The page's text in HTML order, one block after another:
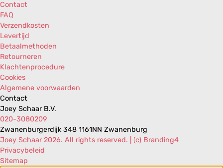
Contact
FAQ
Verzendkosten
Levertijd
Betaalmethoden
Retourneren
Klachtenprocedure
Cookies
Algemene voorwaarden
Contact
Joey Schaar B.V.
020-3080209
Zwanenburgerdijk 348 1161NN Zwanenburg
Joey Schaar 2026. All rights reserved. | (c) Branding4
Privacybeleid
Sitemap